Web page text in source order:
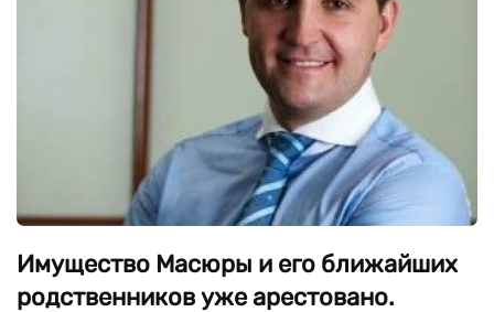
Имущество Масюры и его ближайших
родственников уже арестовано.